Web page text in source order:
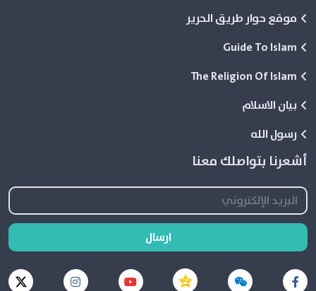
موقع حوار طريق الحرير
Guide To Islam
The Religion Of Islam
بيان الاسلام
رسول الله
أشعرنا بتواصلك معنا
ارسال